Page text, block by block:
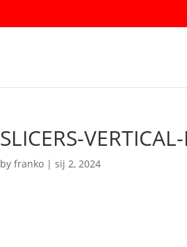
SLICERS-
by franko| sij 2, 2024